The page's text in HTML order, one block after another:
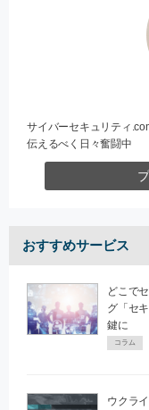
サイバーセキュリティ
伝えるべく日々奮闘中
おすすめサービス
どこで
グ「セ
鍵に
コラム
ウクラ